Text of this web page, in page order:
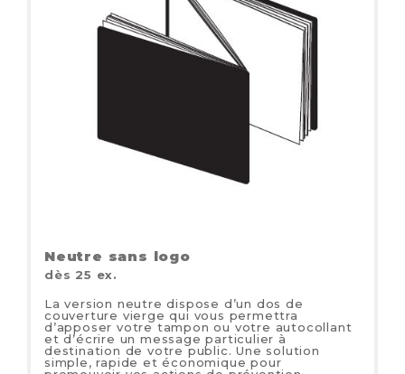
Neutre sans logo
dès 25 ex.
La version neutre dispose d’un dos de
couverture vierge qui vous permettra
d’apposer votre tampon ou votre autocollant
et d’écrire un message particulier à
destination de votre public. Une solution
simple, rapide et économique pour